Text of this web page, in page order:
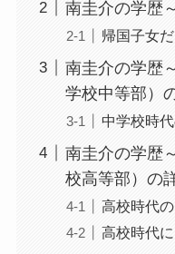
南圭介の学歴
帰国子女
南圭介の学歴
学校中等部）
中学校時
南圭介の学歴
校高等部）の
高校時代
高校時代